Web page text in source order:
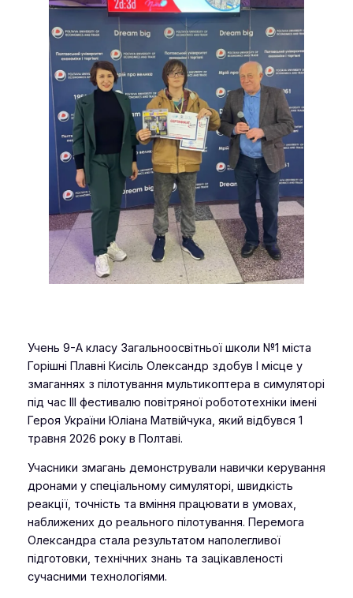
Учень 9-А класу Загальноосвітньої школи №1 міста
Горішні Плавні Кисіль Олександр здобув І місце у
змаганнях з пілотування мультикоптера в симуляторі
під час ІІІ фестивалю повітряної робототехніки імені
Героя України Юліана Матвійчука, який відбувся 1
травня 2026 року в Полтаві.
Учасники змагань демонстрували навички керування
дронами у спеціальному симуляторі, швидкість
реакції, точність та вміння працювати в умовах,
наближених до реального пілотування. Перемога
Олександра стала результатом наполегливої
підготовки, технічних знань та зацікавленості
сучасними технологіями.